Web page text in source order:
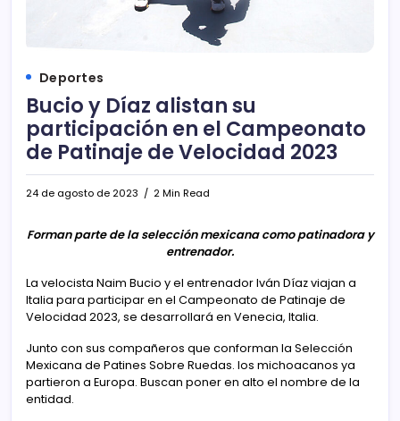
Deportes
Bucio y Díaz alistan su
participación en el Campeonato
de Patinaje de Velocidad 2023
24 de agosto de 2023 2 Min Read
Forman parte de la selección mexicana como patinadora y
entrenador.
La velocista Naim Bucio y el entrenador Iván Díaz viajan a
Italia para participar en el Campeonato de Patinaje de
Velocidad 2023, se desarrollará en Venecia, Italia.
Junto con sus compañeros que conforman la Selección
Mexicana de Patines Sobre Ruedas. los michoacanos ya
partieron a Europa. Buscan poner en alto el nombre de la
entidad.